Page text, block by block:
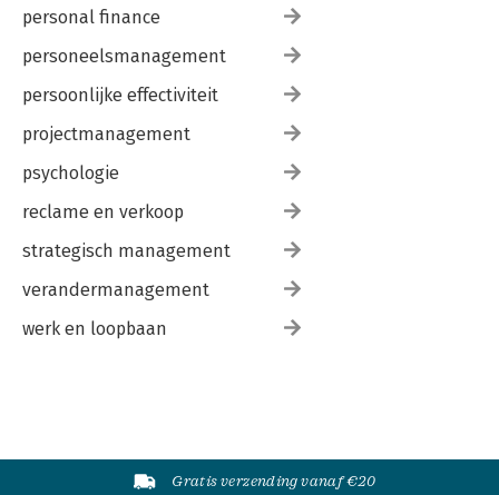
personal finance
personeelsmanagement
persoonlijke effectiviteit
projectmanagement
psychologie
reclame en verkoop
strategisch management
verandermanagement
werk en loopbaan
Gratis verzending vanaf €20